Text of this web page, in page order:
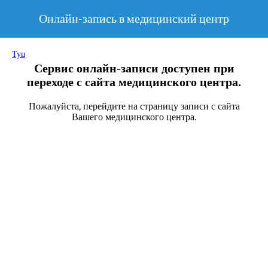
Онлайн-запись в медицинский центр
Туц
Сервис онлайн-записи доступен при
переходе с сайта медицинского центра.
Пожалуйста, перейдите на страницу записи с сайта
Вашего медицинского центра.